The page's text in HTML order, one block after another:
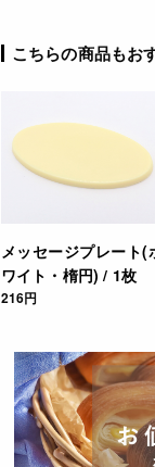
こちらの商品もお
メッセージプレート(
ワイト・楕円) / 1枚
216円